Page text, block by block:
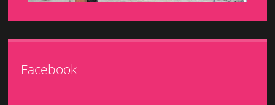
Facebook